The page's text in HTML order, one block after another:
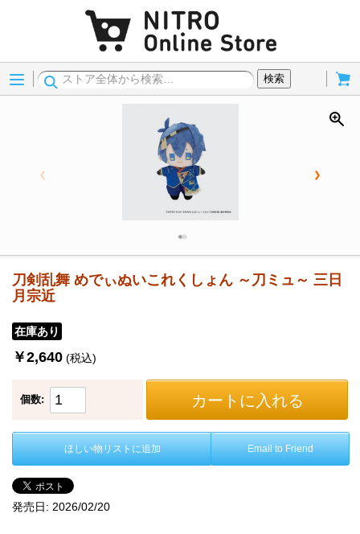
Menu
検索
刀剣乱舞 めでぃぬいこれくしょん ～刀ミュ～ 三日
月宗近
在庫あり
￥2,640 (税込)
個数: カートに入れる
ほしい物リストに追加 Email to Friend
発売日: 2026/02/20